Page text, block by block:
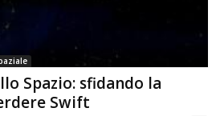
Spazio: sfidando la
Swift